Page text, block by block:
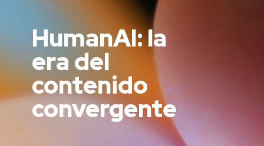
HumanAI: la
era del
contenido
convergente